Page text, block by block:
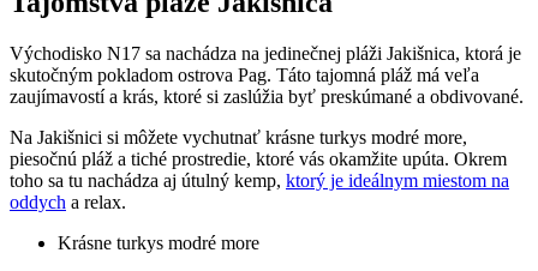
Východisko N17 sa nachádza na jedinečnej pláži Jakišnica, ktorá je
skutočným pokladom ostrova Pag. Táto tajomná pláž má veľa
zaujímavostí a krás, ktoré si zaslúžia byť preskúmané a obdivované.
Na Jakišnici si môžete vychutnať krásne turkys modré more,
piesočnú pláž a tiché prostredie, ktoré vás okamžite upúta. Okrem
toho sa tu nachádza aj útulný kemp, ktorý je ideálnym miestom na
oddych a relax.
Krásne turkys modré more